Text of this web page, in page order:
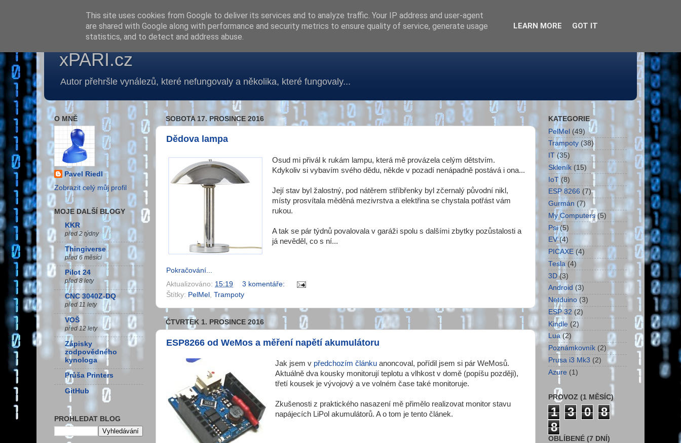
xPARI.cz
Autor přehršle vynálezů, které nefungovaly a několika, které fungovaly...
SOBOTA 17. PROSINCE 2016
Dědova lampa
Osud mi přivál k rukám lampu, která mě provázela celým dětstvím.
Kdykoliv si vybavím svého dědu, někde v pozadí nenápadně postává i ona...
Její stav byl žalostný, pod nátěrem stříbřenky byl zčernalý původní nikl,
místy prosvítala měděná mezivrstva a elektřina se chystala potřást vám
rukou.
A tak se pár týdnů povalovala v garáži spolu s dalšími zbytky pozůstalosti a
já nevěděl, co s ní...
Pokračování...
Aktualizováno: 15:19
3 komentáře:
Štítky: PelMel , Trampoty
ČTVRTEK 1. PROSINCE 2016
ESP8266 od WeMos a měření napětí akumulátoru
Jak jsem v předchozím článkuanoncoval, pořídil jsem si pár WeMosů.
Aktuálně dva kousky monitorují teplotu a vlhkost v domě (popíšu později),
třetí kousek je vývojový a ve volném čase také monitoruje.
Zkušenosti z praktického nasazení mě přimělo realizovat monitor stavu
napájecích LiPol akumulátorů. A o tom je tento článek.
O MNĚ
Pavel Riedl
Zobrazit celý můj profil
MOJE DALŠÍ BLOGY
KKR
před 2 týdny
Thingiverse
před 6 měsíci
Pilot 24
před 8 lety
CNC 3040Z-DQ
před 11 lety
VOŠ
před 12 lety
Zápisky
zodpovědného
kynologa
Průša Printers
GitHub
PROHLEDAT BLOG
KATEGORIE
PelMel (49)
Trampoty (38)
IT (35)
Skleník (15)
IoT (8)
ESP 8266 (7)
Gurmán (7)
My Computers (5)
Psi (5)
EV (4)
PICAXE (4)
Tesla (4)
3D (3)
Android (3)
Netduino (3)
ESP 32 (2)
Kindle (2)
Lua (2)
Poznámkovník (2)
Prusa i3 Mk3 (2)
Azure (1)
PROVOZ (1 MĚSÍC)
1 3 0
8
8
OBLÍBENÉ (7 DNÍ)
This site uses cookies from Google to deliver its services and to analyze traffic. Your IP address and user-agent
are shared with Google along with performance and security metrics to ensure quality of service, generate usage
statistics, and to detect and address abuse.
LEARN MORE GOT IT